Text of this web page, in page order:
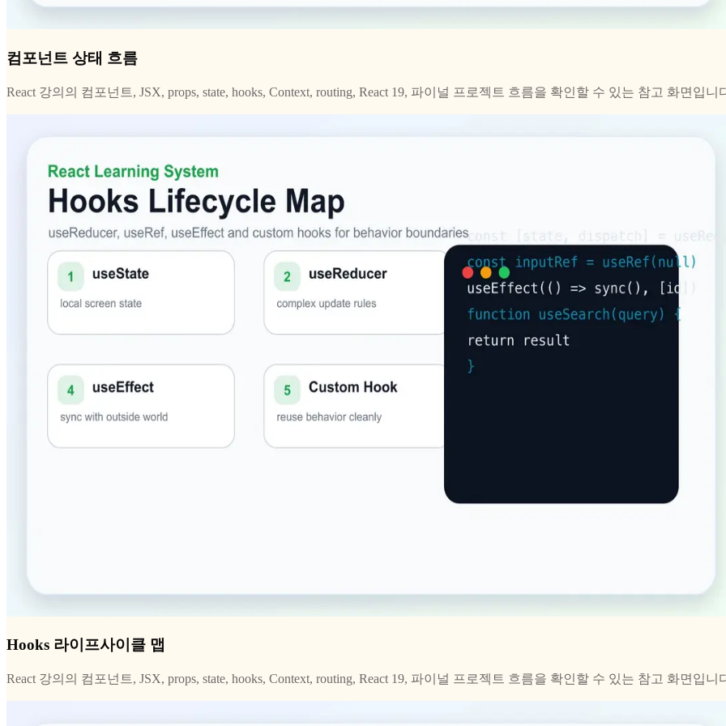
컴포넌트 상태 흐름
React 강의의 컴포넌트, JSX, props, state, hooks, Context, routing, React 19, 파이널 프로젝트 흐름을 확인할 수 있는 참고 화면입니
Hooks 라이프사이클 맵
React 강의의 컴포넌트, JSX, props, state, hooks, Context, routing, React 19, 파이널 프로젝트 흐름을 확인할 수 있는 참고 화면입니